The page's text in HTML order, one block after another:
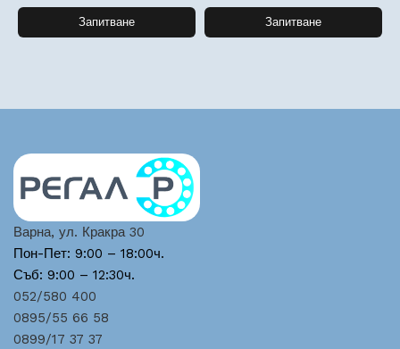
Запитване Запитване
Варна, ул. Кракра 30
Пон-Пет: 9:00 – 18:00ч.
Съб: 9:00 – 12:30ч.
052/580 400
0895/55 66 58
0899/17 37 37